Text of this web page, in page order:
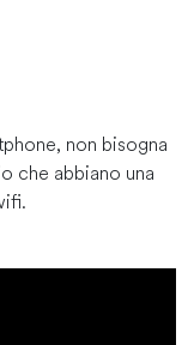
non bisogna
che abbiano una